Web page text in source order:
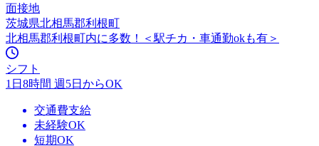
面接地
茨城県北相馬郡利根町
北相馬郡利根町内に多数！＜駅チカ・車通勤okも有＞
シフト
1日8時間 週5日からOK
交通費支給
未経験OK
短期OK